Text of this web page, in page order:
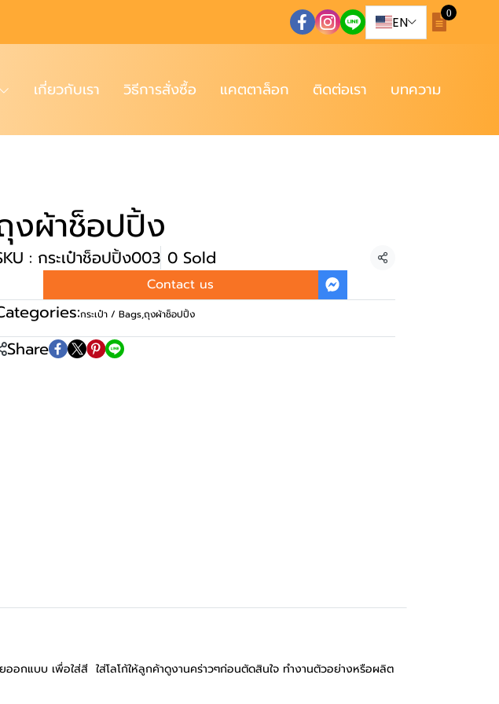
EN
0
เกี่ยวกับเรา วิธีการสั่งซื้อ แคตตาล็อก ติดต่อเรา บทความ
งผ้าช็อปปิ้ง
: กระเป๋าช็อปปิ้ง003 0 Sold
Share
Contact us
กระเป๋า / Bags,ถุงผ้าช็อปปิ้ง
Share
อกแบบ เพื่อใส่สี ใส่โลโก้ให้ลูกค้าดูงานคร่าวๆก่อนตัดสินใจ ทำงานตัวอย่างหรือผลิต